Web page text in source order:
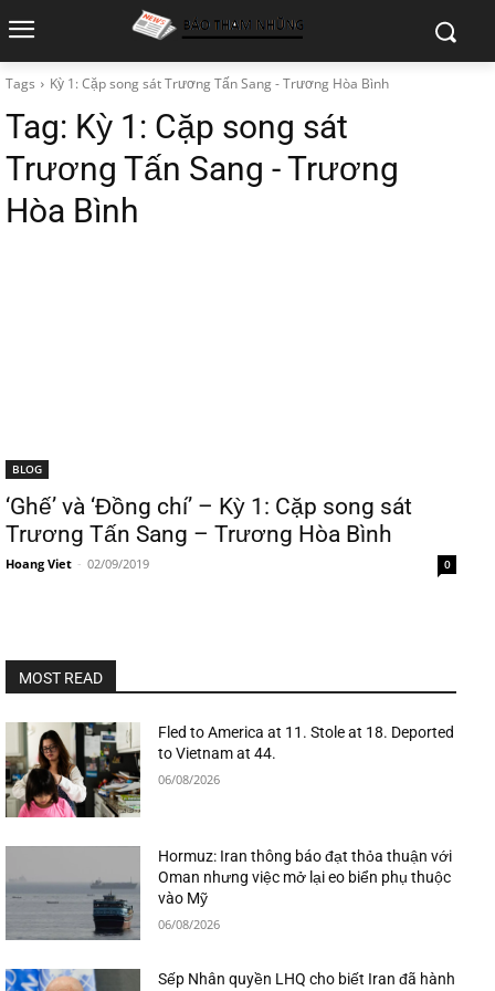
Tags Kỳ 1: Cặp song sát Trương Tấn Sang - Trương Hòa Bình
Tag: Kỳ 1: Cặp song sát
Trương Tấn Sang - Trương
Hòa Bình
BLOG
‘Ghế’ và ‘Đồng chí’ – Kỳ 1: Cặp song sát
Trương Tấn Sang – Trương Hòa Bình
Hoang Viet - 02/09/2019 0
MOST READ
Fled to America at 11. Stole at 18. Deported
to Vietnam at 44.
06/08/2026
Hormuz: Iran thông báo đạt thỏa thuận với
Oman nhưng việc mở lại eo biển phụ thuộc
vào Mỹ
06/08/2026
Sếp Nhân quyền LHQ cho biết Iran đã hành